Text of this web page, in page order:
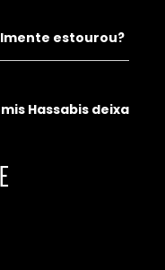
estourou?
Hassabis deixa